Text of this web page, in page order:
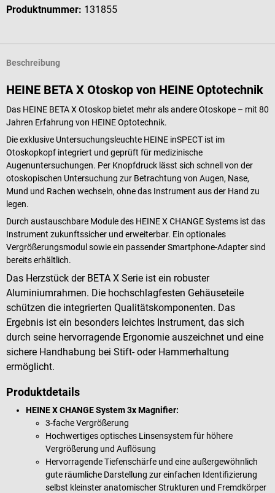
Produktnummer: 131855
Beschreibung
HEINE BETA X Otoskop von HEINE Optotechnik
Das HEINE BETA X Otoskop bietet mehr als andere Otoskope – mit 80
Jahren Erfahrung von HEINE Optotechnik.
Die exklusive Untersuchungsleuchte HEINE inSPECT ist im
Otoskopkopf integriert und geprüft für medizinische
Augenuntersuchungen. Per Knopfdruck lässt sich schnell von der
otoskopischen Untersuchung zur Betrachtung von Augen, Nase,
Mund und Rachen wechseln, ohne das Instrument aus der Hand zu
legen.
Durch austauschbare Module des HEINE X CHANGE Systems ist das
Instrument zukunftssicher und erweiterbar. Ein optionales
Vergrößerungsmodul sowie ein passender Smartphone-Adapter sind
bereits erhältlich.
Das Herzstück der BETA X Serie ist ein robuster
Aluminiumrahmen. Die hochschlagfesten Gehäuseteile
schützen die integrierten Qualitätskomponenten. Das
Ergebnis ist ein besonders leichtes Instrument, das sich
durch seine hervorragende Ergonomie auszeichnet und eine
sichere Handhabung bei Stift- oder Hammerhaltung
ermöglicht.
Produktdetails
HEINE X CHANGE System 3x Magnifier:
3-fache Vergrößerung
Hochwertiges optisches Linsensystem für höhere
Vergrößerung und Auflösung
Hervorragende Tiefenschärfe und eine außergewöhnlich
gute räumliche Darstellung zur einfachen Identifizierung
selbst kleinster anatomischer Strukturen und Fremdkörper